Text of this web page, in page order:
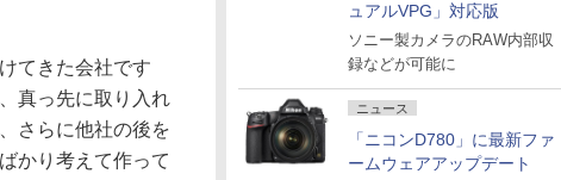
ュアルVPG」対応版
ソニー製カメラのRAW内部収
録などが可能に
ニュース
「ニコンD780」に最新ファ
ームウェアアップデート
てきた会社です
真っ先に取り入れ
さらに他社の後を
かり考えて作って